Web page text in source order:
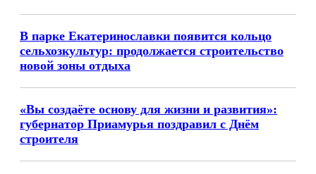
В парке Екатеринославки появится кольцо
сельхозкультур: продолжается строительство
новой зоны отдыха
«Вы создаёте основу для жизни и развития»:
губернатор Приамурья поздравил с Днём
строителя